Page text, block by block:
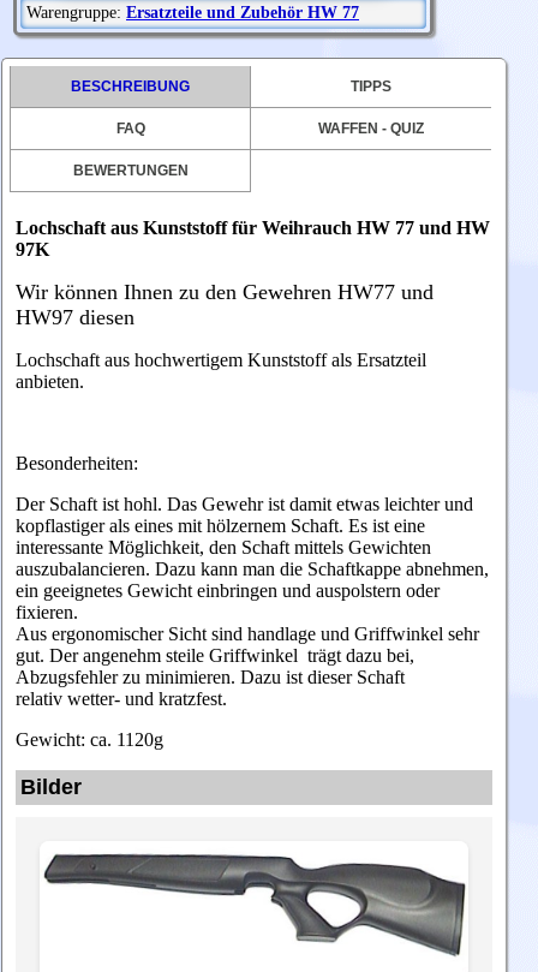
Warengruppe: Ersatzteile und Zubehör HW 77
BESCHREIBUNG TIPPS
FAQ WAFFEN - QUIZ
BEWERTUNGEN
Lochschaft aus Kunststoff für Weihrauch HW 77 und HW
97K
Wir können Ihnen zu den Gewehren HW77 und
HW97 diesen
Lochschaft aus hochwertigem Kunststoff als Ersatzteil
anbieten.
Besonderheiten:
Der Schaft ist hohl. Das Gewehr ist damit etwas leichter und
kopflastiger als eines mit hölzernem Schaft. Es ist eine
interessante Möglichkeit, den Schaft mittels Gewichten
auszubalancieren. Dazu kann man die Schaftkappe abnehmen,
ein geeignetes Gewicht einbringen und auspolstern oder
fixieren.
Aus ergonomischer Sicht sind handlage und Griffwinkel sehr
gut. Der angenehm steile Griffwinkel trägt dazu bei,
Abzugsfehler zu minimieren. Dazu ist dieser Schaft
relativ wetter- und kratzfest.
Gewicht: ca. 1120g
Bilder